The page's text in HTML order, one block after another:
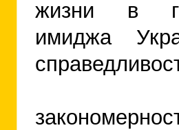
жизни в
имиджа